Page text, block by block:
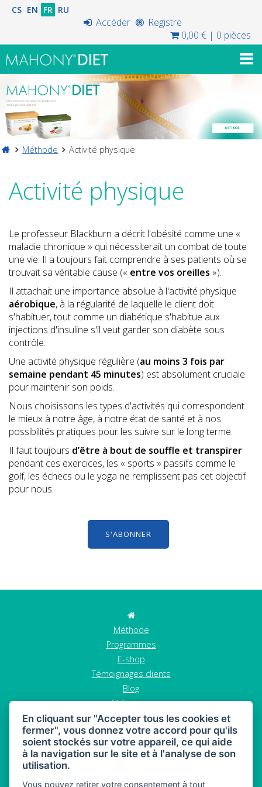
CS EN FR RU
Accéder
Registre
0,00 € | 0 pièces
Méthode Activité physique
Activité physique
Le professeur Blackburn a décrit l'obésité comme une «
maladie chronique » qui nécessiterait un combat de toute
une vie. Il a toujours fait comprendre à ses patients où se
trouvait sa véritable cause (« entre vos oreilles »).
Il attachait une importance absolue à l'activité physique
aérobique, à la régularité de laquelle le client doit
s'habituer, tout comme un diabétique s'habitue aux
injections d'insuline s'il veut garder son diabète sous
contrôle.
Une activité physique régulière (au moins 3 fois par
semaine pendant 45 minutes) est absolument cruciale
pour maintenir son poids.
Nous choisissons les types d'activités qui correspondent
le mieux à notre âge, à notre état de santé et à nos
possibilités pratiques pour les suivre sur le long terme.
Il faut toujours d’être à bout de souffle et transpirer
pendant ces exercices, les « sports » passifs comme le
golf, les échecs ou le yoga ne remplissent pas cet objectif
pour nous.
S'ABONNER
Méthode
Programmes
E-shop
Témoignages clients
Blog
S'abonner
Contact
GDPR
Termes et conditions
Annuler la commande
En cliquant sur "Accepter tous les cookies et
fermer", vous donnez votre accord pour qu'ils
soient stockés sur votre appareil, ce qui aide
à la navigation sur le site et à l'analyse de son
utilisation.
Vous pouvez retirer votre consentement à tout